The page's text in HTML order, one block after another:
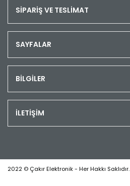
SİPARİŞ VE TESLİMAT
SAYFALAR
BİLGİLER
İLETİŞİM
2022 © Çakır Elektronik - Her Hakkı Saklıdır.